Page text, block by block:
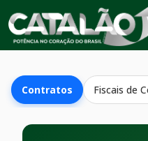
Contratos Fiscais de